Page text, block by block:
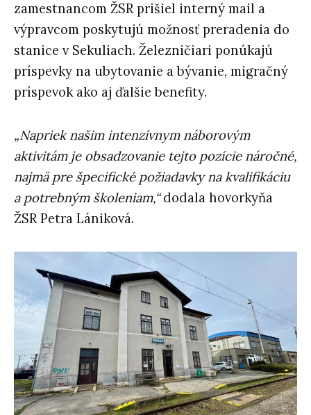
zamestnancom ŽSR prišiel interný mail a
výpravcom poskytujú možnosť preradenia do
stanice v Sekuliach. Železničiari ponúkajú
príspevky na ubytovanie a bývanie, migračný
príspevok ako aj ďalšie benefity.
„Napriek našim intenzívnym náborovým
aktivitám je obsadzovanie tejto pozície náročné,
najmä pre špecifické požiadavky na kvalifikáciu
a potrebným školeniam,“dodala hovorkyňa
ŽSR Petra Lániková.